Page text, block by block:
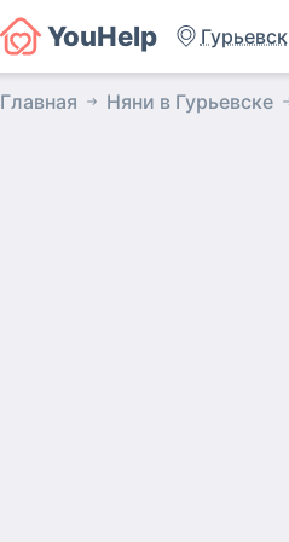
YouHelp Гурьевск
Главная Няни в Гурьевске